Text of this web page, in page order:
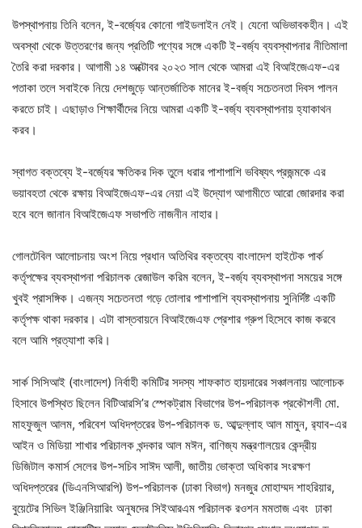
উপস্থাপনায় তিনি বলেন, ই-বর্জ্যের কোনো গাইডলাইন নেই। যেনো অভিভাবকহীন। এই
অবস্থা থেকে উত্তরণের জন্য প্রতিটি পণ্যের সঙ্গে একটি ই-বর্জ্য ব্যবস্থাপনার নীতিমালা
তৈরি করা দরকার। আগামী ১৪ অক্টোবর ২০২৩ সাল থেকে আমরা এই বিআইজেএফ-এর
পতাকা তলে সবাইকে নিয়ে দেশজুড়ে আন্তর্জাতিক মানের ই-বর্জ্য সচেতনতা দিবস পালন
করতে চাই। এছাড়াও শিক্ষার্থীদের নিয়ে আমরা একটি ই-বর্জ্য ব্যবস্থাপনায় হ্যাকাথন
করব।
স্বাগত বক্তব্যে ই-বর্জ্যের ক্ষতিকর দিক তুলে ধরার পাশাপাশি ভবিষ্যৎ প্রজন্মকে এর
ভয়াবহতা থেকে রক্ষায় বিআইজেএফ-এর নেয়া এই উদ্যোগ আগামীতে আরো জোরদার করা
হবে বলে জানান বিআইজেএফ সভাপতি নাজনীন নাহার।
গোলটেবিল আলোচনায় অংশ নিয়ে প্রধান অতিথির বক্তব্যে বাংলাদেশ হাইটেক পার্ক
কর্তৃপক্ষের ব্যবস্থাপনা পরিচালক রেজাউল করিম বলেন, ই-বর্জ্য ব্যবস্থাপনা সময়ের সঙ্গে
খুবই প্রাসঙ্গিক। এজন্য সচেতনতা গড়ে তোলার পাশাপাশি ব্যবস্থাপনায় সুনির্দিষ্ট একটি
কর্তৃপক্ষ থাকা দরকার। এটা বাস্তবায়নে বিআইজেএফ প্রেশার গ্রুপ হিসেবে কাজ করবে
বলে আমি প্রত্যাশা করি।
সার্ক সিসিআই (বাংলাদেশ) নির্বাহী কমিটির সদস্য শাফকাত হায়দারের সঞ্চালনায় আলোচক
হিসাবে উপস্থিত ছিলেন বিটিআরসি’র স্পেকট্রাম বিভাগের উপ-পরিচালক প্রকৌশলী মো.
মাহফুজুল আলম, পরিবেশ অধিদপ্তরের উপ-পরিচালক ড. আব্দুল্লাহ আল মামুন, র‌্যাব-এর
আইন ও মিডিয়া শাখার পরিচালক খন্দকার আল মঈন, বাণিজ্য মন্ত্রণালয়ের কেন্দ্রীয়
ডিজিটাল কমার্স সেলের উপ-সচিব সাঈদ আলী, জাতীয় ভোক্তা অধিকার সংরক্ষণ
অধিদপ্তরের (ডিএনসিআরপি) উপ-পরিচালক (ঢাকা বিভাগ) মনজুর মোহাম্মদ শাহরিয়ার,
বুয়েটের সিভিল ইঞ্জিনিয়ারিং অনুষদের সিইআরএম পরিচালক রওশন মমতাজ এবং ঢাকা